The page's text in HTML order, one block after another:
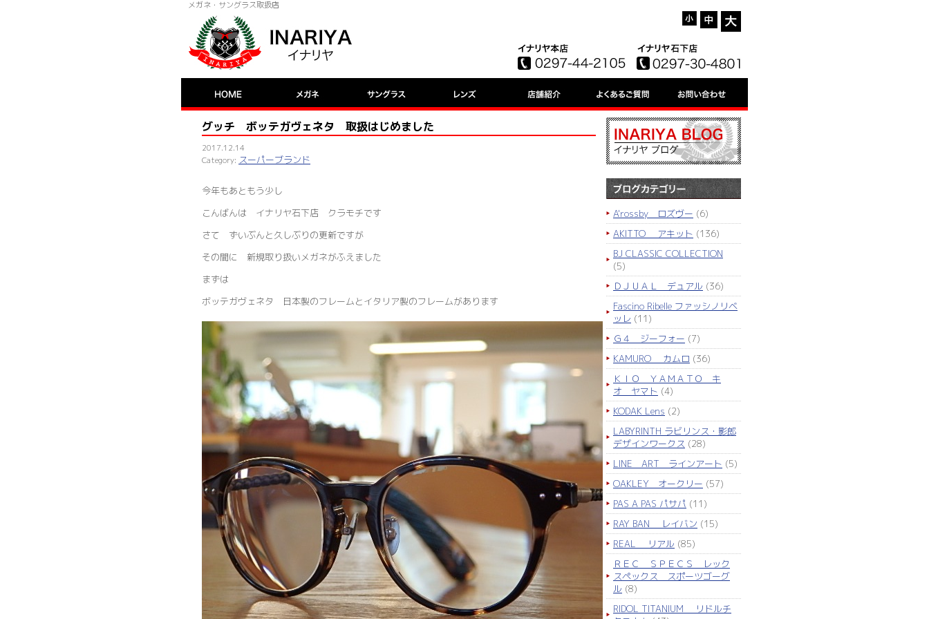
メガネ・サングラス取扱店
グッチ ボッテガヴェネタ 取扱はじめました
2017.12.14
スーパーブランド
今年もあともう少し
こんばんは イナリヤ石下店 クラモチです
さて ずいぶんと久しぶりの更新ですが
その間に 新規取り扱いメガネがふえました
まずは
ボッテガヴェネタ 日本製のフレームとイタリア製のフレームがあります
A'rossby ロズヴー (6)
AKITTO アキット (136)
BJ CLASSIC COLLECTION
(5)
ＤＪＵＡＬ デュアル (36)
Fascino Ribelle ファッシノリベ
ッレ (11)
Ｇ４ ジーフォー (7)
KAMURO カムロ (36)
ＫＩＯ ＹＡＭＡＴＯ キ
オ ヤマト (4)
KODAK Lens (2)
LABYRINTH ラビリンス・影郎
デザインワークス (28)
LINE ART ラインアート (5)
OAKLEY オークリー (57)
PAS A PAS パサパ (11)
RAY BAN レイバン (15)
REAL リアル (85)
ＲＥＣ ＳＰＥＣＳ レック
スペックス スポーツゴーグ
ル (8)
RIDOL TITANIUM リドルチ